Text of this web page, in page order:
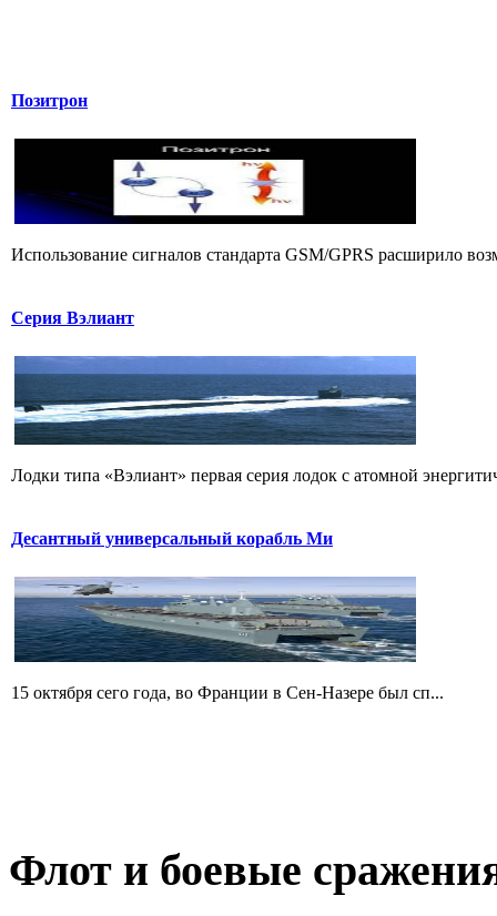
Позитрон
Использование сигналов стандарта GSM/GPRS расширило
Серия Вэлиант
Лодки типа «Вэлиант» первая серия лодок с атомной
Десантный универсальный корабль Ми
15 октября сего года, во Франции в Сен-Назере был сп...
Флот и боевые